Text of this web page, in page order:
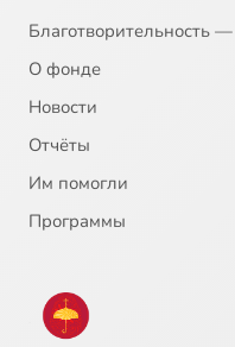
Благотворительность
О фонде
Новости
Отчёты
Им помогли
Программы